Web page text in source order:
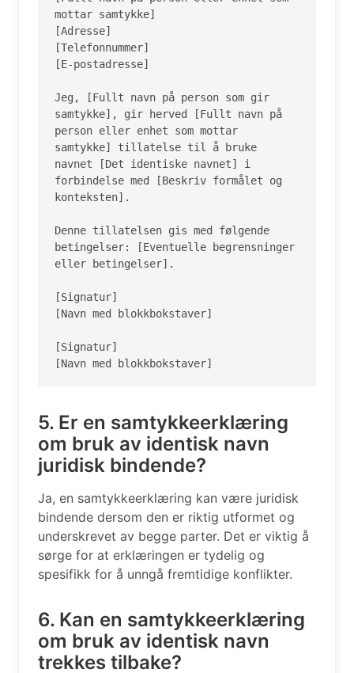
mottar samtykke]
[Adresse]
[Telefonnummer]
[E-postadresse]
Jeg, [Fullt navn på person som gir
samtykke], gir herved [Fullt navn på
person eller enhet som mottar
samtykke] tillatelse til å bruke
navnet [Det identiske navnet] i
forbindelse med [Beskriv formålet og
konteksten].
Denne tillatelsen gis med følgende
betingelser: [Eventuelle begrensninger
eller betingelser].
[Signatur]
[Navn med blokkbokstaver]
[Signatur]
[Navn med blokkbokstaver]
5. Er en samtykkeerklæring
om bruk av identisk navn
juridisk bindende?
Ja, en samtykkeerklæring kan være juridisk
bindende dersom den er riktig utformet og
underskrevet av begge parter. Det er viktig å
sørge for at erklæringen er tydelig og
spesifikk for å unngå fremtidige konflikter.
6. Kan en samtykkeerklæring
om bruk av identisk navn
trekkes tilbake?